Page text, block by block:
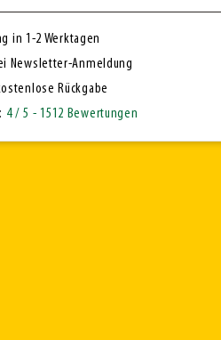
in 1-2 Werktagen
Newsletter-Anmeldung
Rückgabe
4/ 5 - 1512 Bewertungen